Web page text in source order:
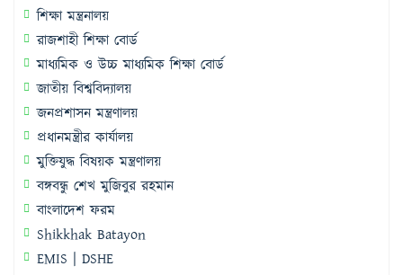
শিক্ষা মন্ত্রনালয়
রাজশাহী শিক্ষা বোর্ড
মাধ্যমিক ও উচ্চ মাধ্যমিক শিক্ষা বোর্ড
জাতীয় বিশ্ববিদ্যালয়
জনপ্রশাসন মন্ত্রণালয়
প্রধানমন্ত্রীর কার্যালয়
মুক্তিযুদ্ধ বিষয়ক মন্ত্রণালয়
বঙ্গবন্ধু শেখ মুজিবুর রহমান
বাংলাদেশ ফরম
Shikkhak Batayon
EMIS | DSHE